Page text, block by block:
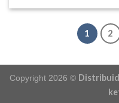
1 2
Copyright 2026 ©